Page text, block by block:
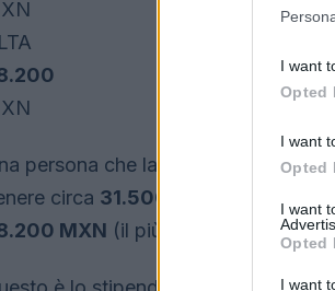
I want
Opted
I want
Opted
I want
Opted
I want
persona che lavora come
circa 31.500 MXN
MXN (il più alto).